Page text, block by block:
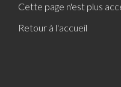
Cette page n'est plus
Retour à l'accueil